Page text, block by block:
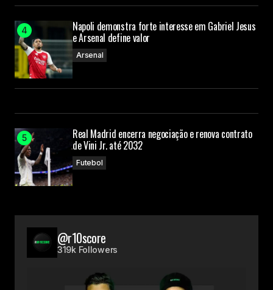
Napoli demonstra forte interesse em Gabriel Jesus
e Arsenal define valor
Arsenal
Real Madrid encerra negociação e renova contrato
de Vini Jr. até 2032
Futebol
@r10score
319k Followers